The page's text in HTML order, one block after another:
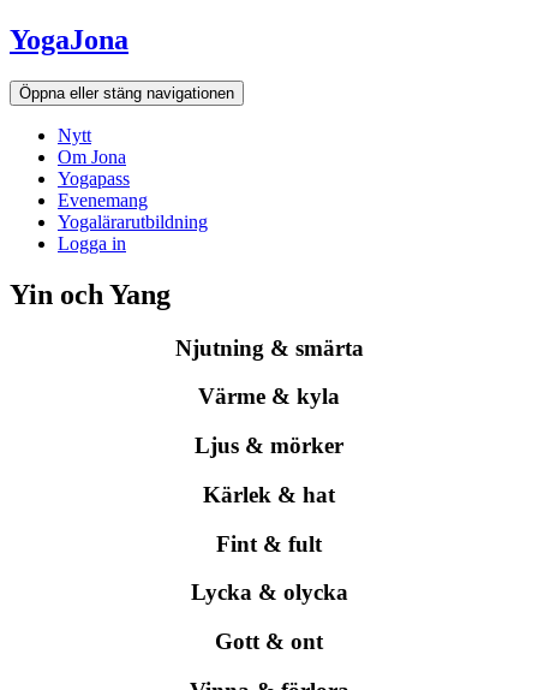
Hoppa
till
innehållet
YogaJona
Öppna eller stäng navigationen
Nytt
Om Jona
Yogapass
Evenemang
Yogalärarutbildning
Logga in
Yin och Yang
Njutning & smärta
Värme & kyla
Ljus & mörker
Kärlek & hat
Fint & fult
Lycka & olycka
Gott & ont